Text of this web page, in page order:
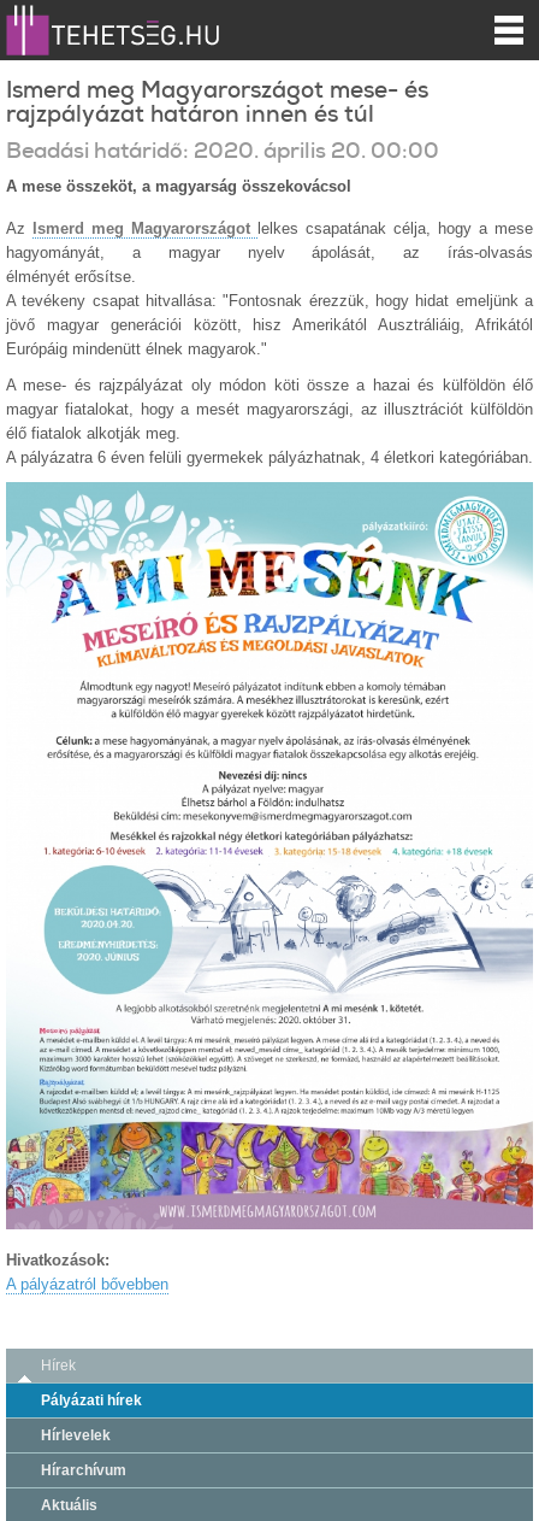
Ismerd meg Magyarországot mese- és
rajzpályázat határon innen és túl
Beadási határidő: 2020. április 20. 00:00
A mese összeköt, a magyarság összekovácsol
Az Ismerd meg Magyarországot lelkes csapatának célja, hogy a mese
hagyományát, a magyar nyelv ápolását, az írás-olvasás
élményét erősítse.
A tevékeny csapat hitvallása: "Fontosnak érezzük, hogy hidat emeljünk a
jövő magyar generációi között, hisz Amerikától Ausztráliáig, Afrikától
Európáig mindenütt élnek magyarok."
A mese- és rajzpályázat oly módon köti össze a hazai és külföldön élő
magyar fiatalokat, hogy a mesét magyarországi, az illusztrációt külföldön
élő fiatalok alkotják meg.
A pályázatra 6 éven felüli gyermekek pályázhatnak, 4 életkori kategóriában.
Hivatkozások:
A pályázatról bővebben
Hírek
Pályázati hírek
Hírlevelek
Hírarchívum
Aktuális